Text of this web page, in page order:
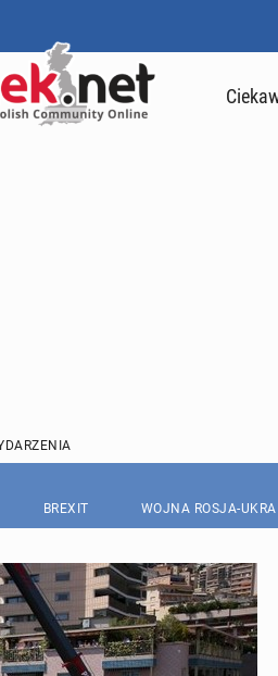
BREXIT WOJNA ROSJA-